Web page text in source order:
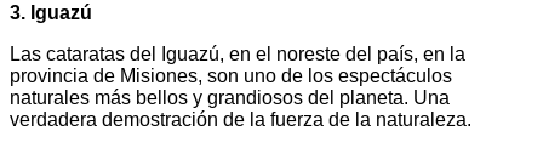
3. Iguazú
Las cataratas del Iguazú, en el noreste del país, en la
provincia de Misiones, son uno de los espectáculos
naturales más bellos y grandiosos del planeta. Una
verdadera demostración de la fuerza de la naturaleza.